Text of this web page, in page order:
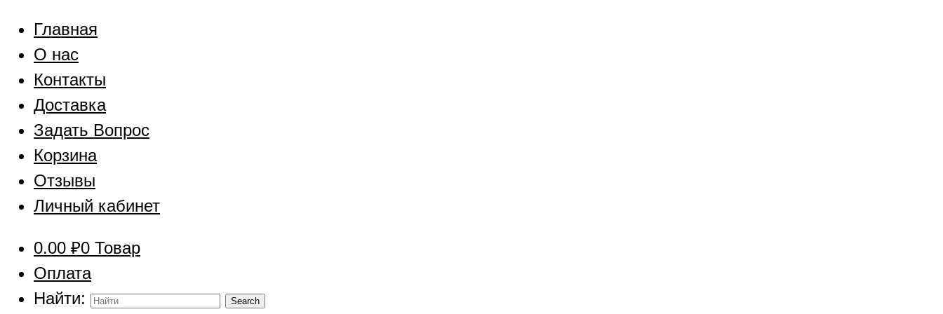
Главная
О нас
Контакты
Доставка
Задать Вопрос
Корзина
Отзывы
Личный кабинет
0.00 ₽0 Товар
Оплата
Найти: